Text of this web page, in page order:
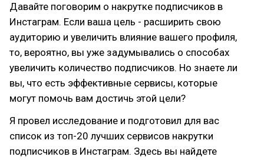
Давайте поговорим о накрутке подписчиков в
Инстаграм. Если ваша цель - расширить свою
аудиторию и увеличить влияние вашего профиля,
то, вероятно, вы уже задумывались о способах
увеличить количество подписчиков. Но знаете ли
вы, что есть эффективные сервисы, которые
могут помочь вам достичь этой цели?
Я провел исследование и подготовил для вас
список из топ-20 лучших сервисов накрутки
подписчиков в Инстаграм. Здесь вы найдете